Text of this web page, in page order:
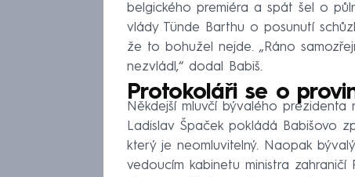
belgického premiéra a spát šel o
vlády Tünde Barthu o posunutí
že to bohužel nejde. „Ráno
nezvládl,“ dodal Babiš.
Protokoláři se o
Někdejší mluvčí bývalého
Ladislav Špaček pokládá Babišovo
který je neomluvitelný. Naopak
vedoucím kabinetu ministra